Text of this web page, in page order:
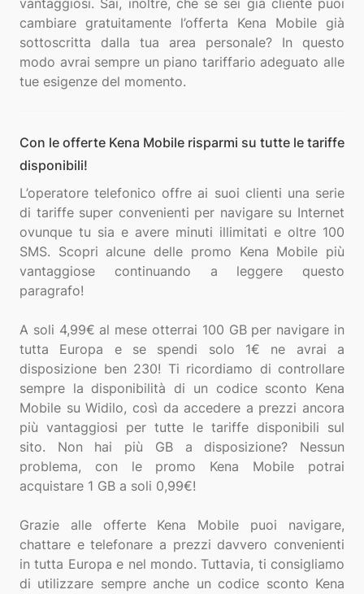
vantaggiosi. Sai, inoltre, che se sei già cliente puoi
cambiare gratuitamente l’offerta Kena Mobile già
sottoscritta dalla tua area personale? In questo
modo avrai sempre un piano tariffario adeguato alle
Con le offerte Kena Mobile risparmi su tutte le tariffe
disponibili!
L’operatore telefonico offre ai suoi clienti una serie
di tariffe super convenienti per navigare su Internet
ovunque tu sia e avere minuti illimitati e oltre 100
SMS. Scopri alcune delle promo Kena Mobile più
vantaggiose continuando a leggere questo
paragrafo!
A soli 4,99€ al mese otterrai 100 GB per navigare in
tutta Europa e se spendi solo 1€ ne avrai a
disposizione ben 230! Ti ricordiamo di controllare
sempre la disponibilità di un codice sconto Kena
Mobile su Widilo, così da accedere a prezzi ancora
più vantaggiosi per tutte le tariffe disponibili sul
sito. Non hai più GB a disposizione? Nessun
problema, con le promo Kena Mobile potrai
acquistare 1 GB a soli 0,99€!
Grazie alle offerte Kena Mobile puoi navigare,
chattare e telefonare a prezzi davvero convenienti
in tutta Europa e nel mondo. Tuttavia, ti consigliamo
di utilizzare sempre anche un codice sconto Kena